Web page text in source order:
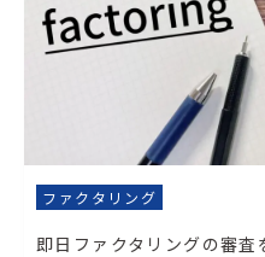
ファクタリング
即日ファクタリングの審